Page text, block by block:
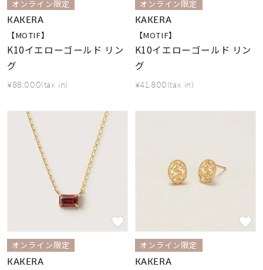
オンライン限定
KAKERA
【MOTIF】
K10イエローゴールド リン
グ
¥88,000(tax in)
オンライン限定
KAKERA
【MOTIF】
K10イエローゴールド リン
グ
¥41,800(tax in)
オンライン限定
KAKERA
オンライン限定
KAKERA